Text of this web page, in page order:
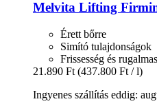
Melvita Lifting
Érett bőrre
Simító tulajdonságok
Frissesség és
21.890 Ft (437.800 Ft / l)
Ingyenes szállítás eddig: